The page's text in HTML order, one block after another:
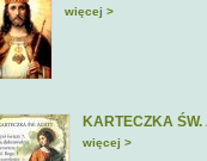
więcej >
KARTECZKA ŚW.
więcej >